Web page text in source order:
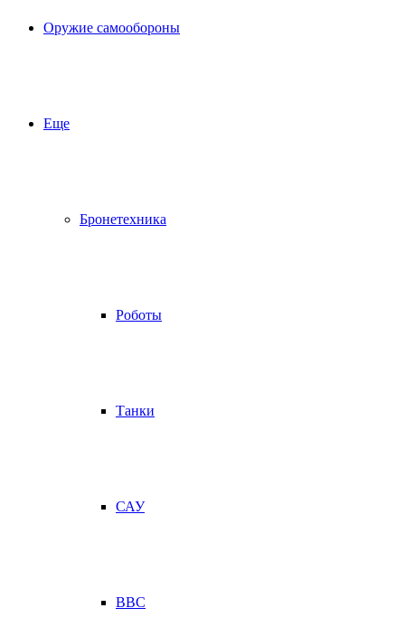
Оружие самообороны
Еще
Бронетехника
Роботы
Танки
САУ
ВВС